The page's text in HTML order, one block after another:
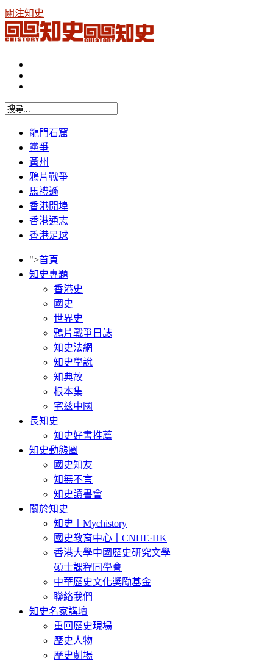
關注知史
龍門石窟
黨爭
黃州
鴉片戰爭
馬禮遜
香港開埠
香港通志
香港足球
">首頁
知史專題
香港史
國史
世界史
鴉片戰爭日誌
知史法網
知史學說
知典故
根本集
宅兹中國
長知史
知史好書推薦
知史動態圈
國史知友
知無不言
知史讀書會
關於知史
知史丨Mychistory
國史教育中心丨CNHE·HK
香港大學中國歷史研究文學
碩士課程同學會
中華歷史文化獎勵基金
聯絡我們
知史名家講壇
重回歷史現場
歷史人物
歷史劇場